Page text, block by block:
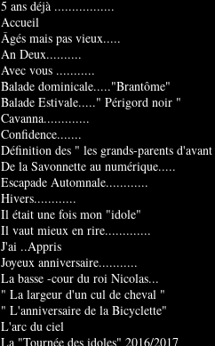
5 ans déjà .................
Accueil
Âgés mais pas vieux.....
An Deux..........
Avec vous ...........
Balade dominicale....."Brantôme"
Balade Estivale....." Périgord noir "
Cavanna.............
Confidence.......
Définition des " les grands-parents
De la Savonnette au numérique.....
Escapade Automnale............
Hivers............
Il était une fois mon "idole"
Il vaut mieux en rire.............
J'ai ..Appris
Joyeux anniversaire...........
La basse -cour du roi Nicolas...
" La largeur d'un cul de cheval "
" L'anniversaire de la Bicyclette"
L'arc du ciel
La "Tournée des idoles" 2016/2017